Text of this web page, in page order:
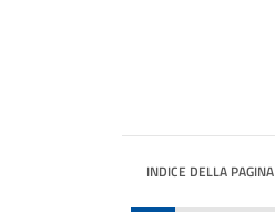
INDICE DELLA PAGINA